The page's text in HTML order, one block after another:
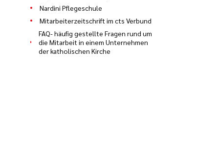
Nardini Pflegeschule
Mitarbeiterzeitschrift im cts Verbund
FAQ- häufig gestellte Fragen rund um
die Mitarbeit in einem Unternehmen
der katholischen Kirche